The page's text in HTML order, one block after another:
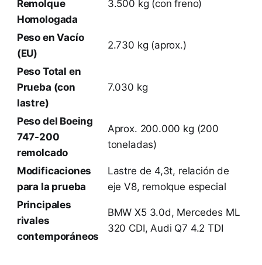
Remolque
Homologada
3.500 kg (con freno)
Peso en Vacío
(EU)
2.730 kg (aprox.)
Peso Total en
Prueba (con
lastre)
7.030 kg
Peso del Boeing
747-200
remolcado
Aprox. 200.000 kg (200
toneladas)
Modificaciones
para la prueba
Lastre de 4,3t, relación de
eje V8, remolque especial
Principales
rivales
contemporáneos
BMW X5 3.0d, Mercedes ML
320 CDI, Audi Q7 4.2 TDI